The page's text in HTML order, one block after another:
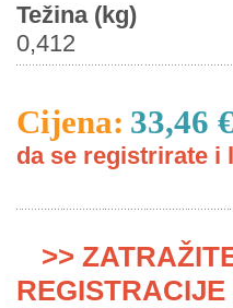
Težina (kg)
0,412
Cijena: 33,46
da se registrirate i
>>